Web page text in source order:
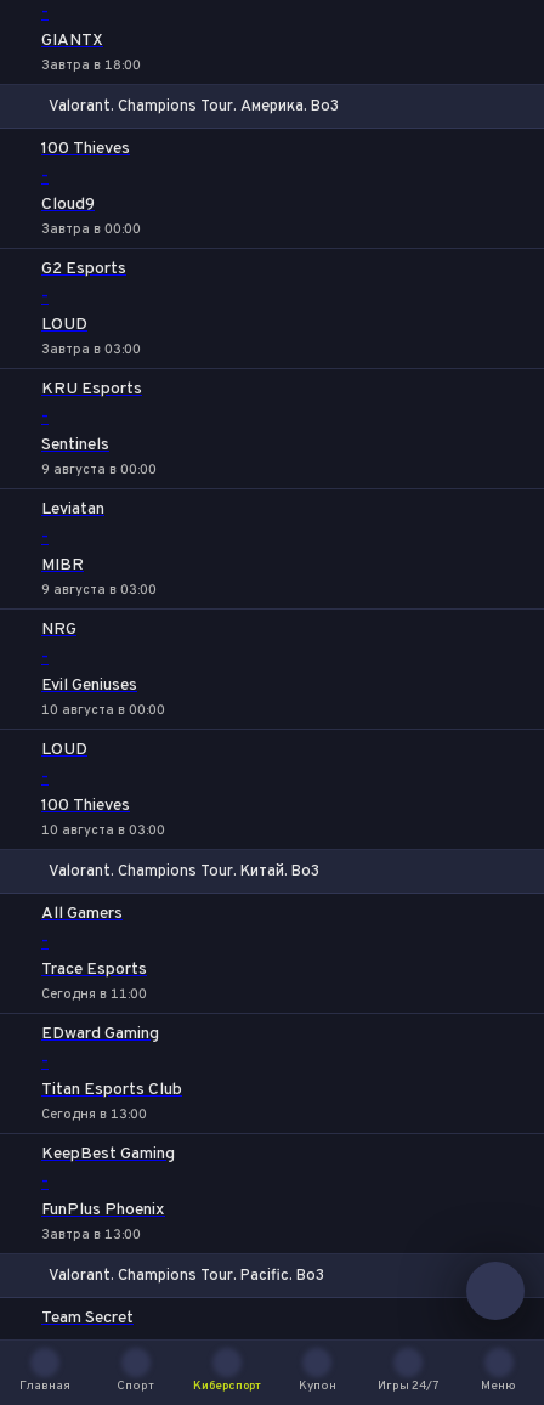
-
GIANTX
Завтра в 18:00
Valorant. Champions Tour. Америка. Bo3
100 Thieves
-
Cloud9
Завтра в 00:00
G2 Esports
-
LOUD
Завтра в 03:00
KRU Esports
-
Sentinels
9 августа в 00:00
Leviatan
-
MIBR
9 августа в 03:00
NRG
-
Evil Geniuses
10 августа в 00:00
LOUD
-
100 Thieves
10 августа в 03:00
Valorant. Champions Tour. Китай. Bo3
All Gamers
-
Trace Esports
Сегодня в 11:00
EDward Gaming
-
Titan Esports Club
Сегодня в 13:00
KeepBest Gaming
-
FunPlus Phoenix
Завтра в 13:00
Valorant. Champions Tour. Pacific. Bo3
Team Secret
-
DetonatioN FocusMe
Главная
Спорт
Киберспорт
Купон
Игры 24/7
Меню